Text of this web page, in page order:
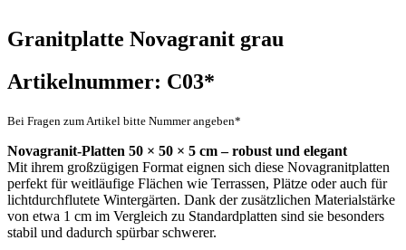
Granitplatte Novagranit grau
Artikelnummer: C03*
Bei Fragen zum Artikel bitte Nummer angeben*
Novagranit-Platten 50 × 50 × 5 cm – robust und elegant
Mit ihrem großzügigen Format eignen sich diese Novagranitplatten
perfekt für weitläufige Flächen wie Terrassen, Plätze oder auch für
lichtdurchflutete Wintergärten. Dank der zusätzlichen Materialstärke
von etwa 1 cm im Vergleich zu Standardplatten sind sie besonders
stabil und dadurch spürbar schwerer.